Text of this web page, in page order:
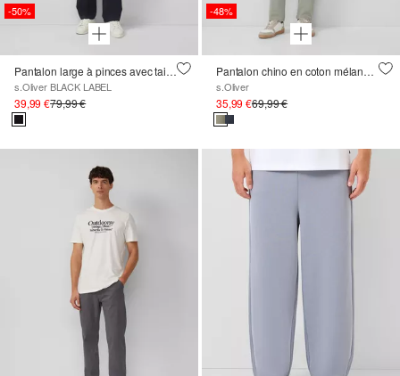
-50%
Pantalon large à pinces avec taille élastique
s.Oliver BLACK LABEL
39,99 €79,99 €
-48%
Pantalon chino en coton mélangé avec coutures décoratives
s.Oliver
35,99 €69,99 €